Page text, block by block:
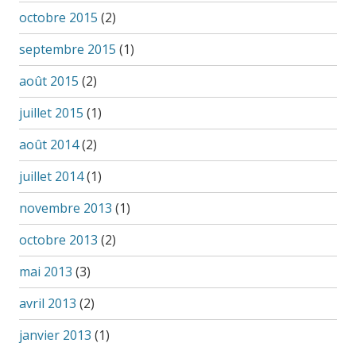
octobre 2015 (2)
septembre 2015 (1)
août 2015 (2)
juillet 2015 (1)
août 2014(2)
juillet 2014(1)
novembre 2013 (1)
octobre 2013 (2)
mai 2013 (3)
avril 2013 (2)
janvier 2013 (1)